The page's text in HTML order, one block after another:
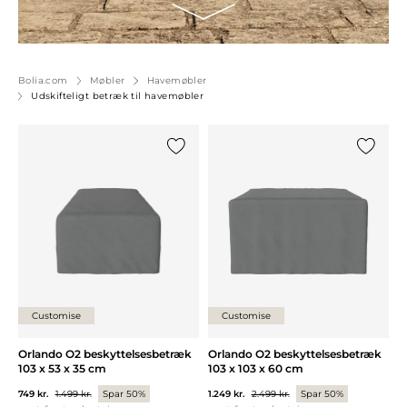
Bolia.com Møbler
Havemøbler
Udskifteligt betræk til havemøbler
Customise
Orlando O2 beskyttelsesbetræk
103 x 53 x 35 cm
749 kr. 1.499 kr.
Spar 50%
Customise
Orlando O2 beskyttelsesbetræk
103 x 103 x 60 cm
1.249 kr. 2.499 kr.
Spar 50%